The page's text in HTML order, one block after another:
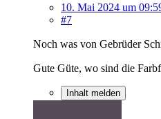
10. Mai 2024 um
#7
Noch was von Gebrüder
Gute Güte, wo sind die
Inhalt melden